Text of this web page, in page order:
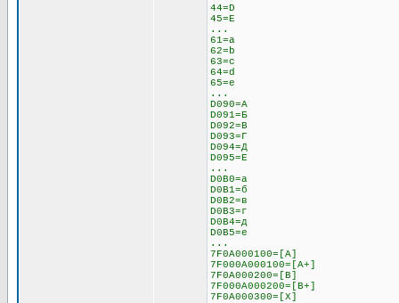
44=D
45=E
...
61=a
62=b
63=c
64=d
65=e
...
D090=А
D091=Б
D092=В
D093=Г
D094=Д
D095=Е
...
D0B0=а
D0B1=б
D0B2=в
D0B3=г
D0B4=д
D0B5=е
...
7F0A000100=[A]
7F000A000100=[A+]
7F0A000200=[B]
7F000A000200=[B+]
7F0A000300=[X]